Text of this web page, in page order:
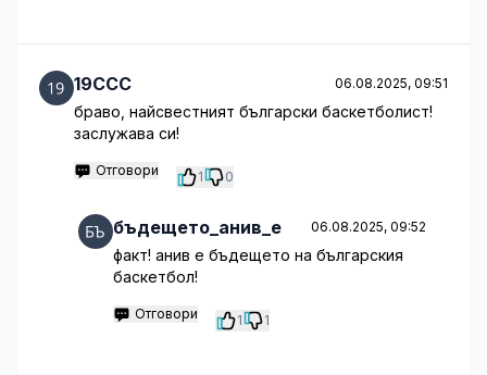
19CCC 06.08.2025, 09:51
браво, найсвестният български баскетболист!
заслужава си!
Отговори 1 0
бъдещето_анив_е 06.08.2025, 09:52
факт! анив е бъдещето на българския
баскетбол!
Отговори 1 1